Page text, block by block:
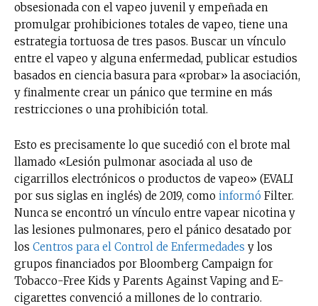
obsesionada con el vapeo juvenil y empeñada en
promulgar prohibiciones totales de vapeo, tiene una
estrategia tortuosa de tres pasos. Buscar un vínculo
entre el vapeo y alguna enfermedad, publicar estudios
basados ​​en ciencia basura para «probar» la asociación,
y finalmente crear un pánico que termine en más
restricciones o una prohibición total.
Esto es precisamente lo que sucedió con el brote mal
llamado «Lesión pulmonar asociada al uso de
cigarrillos electrónicos o productos de vapeo» (EVALI
por sus siglas en inglés) de 2019, como informó Filter.
Nunca se encontró un vínculo entre vapear nicotina y
las lesiones pulmonares, pero el pánico desatado por
los Centros para el Control de Enfermedades y los
grupos financiados por Bloomberg Campaign for
Tobacco-Free Kids y Parents Against Vaping and E-
cigarettes convenció a millones de lo contrario.